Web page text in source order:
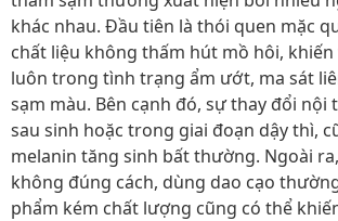
khác nhau. Đầu tiên là thói quen mặc
chất liệu không thấm hút mồ hôi, khiến
luôn trong tình trạng ẩm ướt, ma sát
sạm màu. Bên cạnh đó, sự thay đổi nội
sau sinh hoặc trong giai đoạn dậy thì,
melanin tăng sinh bất thường. Ngoài
không đúng cách, dùng dao cạo
phẩm kém chất lượng cũng có thể